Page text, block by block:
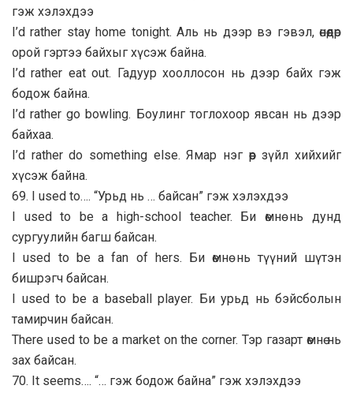
гэж хэлэхдээ
I’d rather stay home tonight. Аль нь дээр вэ гэвэл, өнөөдөр
орой гэртээ байхыг хүсэж байна.
I’d rather eat out. Гадуур хооллосон нь дээр байх гэж
бодож байна.
I’d rather go bowling. Боулинг тоглохоор явсан нь дээр
байхаа.
I’d rather do something else. Ямар нэг өөр зүйл хийхийг
хүсэж байна.
69. I used to…. “Урьд нь … байсан” гэж хэлэхдээ
I used to be a high-school teacher. Би өмнө нь дунд
сургуулийн багш байсан.
I used to be a fan of hers. Би өмнө нь түүний шүтэн
бишрэгч байсан.
I used to be a baseball player. Би урьд нь бэйсболын
тамирчин байсан.
There used to be a market on the corner. Тэр газарт өмнө нь
зах байсан.
70. It seems…. “… гэж бодож байна” гэж хэлэхдээ